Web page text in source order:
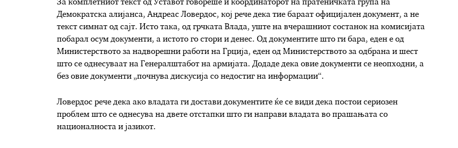
За комплетниот текст од Уставот говореше и координаторот на пратеничката група на
Демократска алијанса, Андреас Ловердос, кој рече дека тие бараат официјален документ, а не
текст симнат од сајт. Исто така, од грчката Влада, уште на вчерашниот состанок на комисијата
побарал осум документи, а истото го стори и денес. Од документите што ги бара, еден е од
Министерството за надворешни работи на Грција, еден од Министерството за одбрана и шест
што се однесуваат на Генералштабот на армијата. Додаде дека овие документи се неопходни, а
без овие документи „почнува дискусија со недостиг на информации“.
Ловердос рече дека ако владата ги достави документите ќе се види дека постои сериозен
проблем што се однесува на двете отстапки што ги направи владата во прашањата со
националноста и јазикот.